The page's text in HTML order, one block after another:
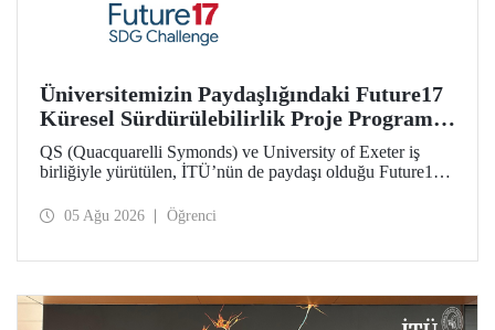
Üniversitemizin Paydaşlığındaki Future17
Küresel Sürdürülebilirlik Proje Programı,
Öğrencilerimizin Başvurularını Bekliyor
QS (Quacquarelli Symonds) ve University of Exeter iş
birliğiyle yürütülen, İTÜ’nün de paydaşı olduğu Future17
öğrenci başvuruları açıldı. Başvurular için son gün 31
05 Ağu 2026 Öğrenci